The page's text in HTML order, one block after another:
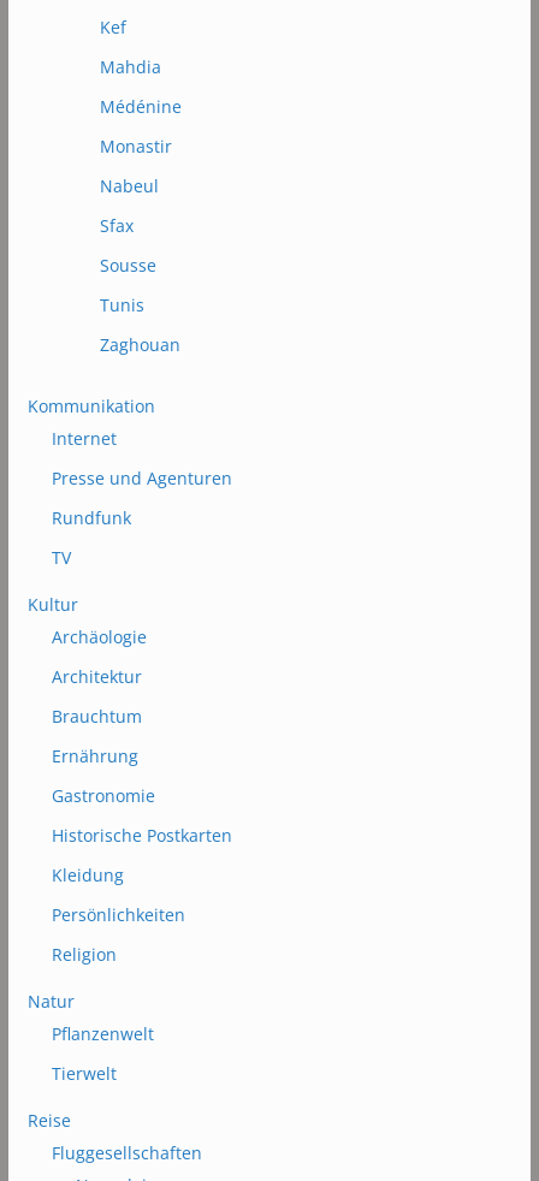
Kef
Mahdia
Médénine
Monastir
Nabeul
Sfax
Sousse
Tunis
Zaghouan
Kommunikation
Internet
Presse und Agenturen
Rundfunk
TV
Kultur
Archäologie
Architektur
Brauchtum
Ernährung
Gastronomie
Historische Postkarten
Kleidung
Persönlichkeiten
Religion
Natur
Pflanzenwelt
Tierwelt
Reise
Fluggesellschaften